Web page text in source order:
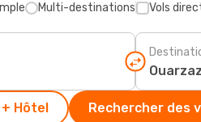
Multi-destinations Vols
Hôtel Rechercher des